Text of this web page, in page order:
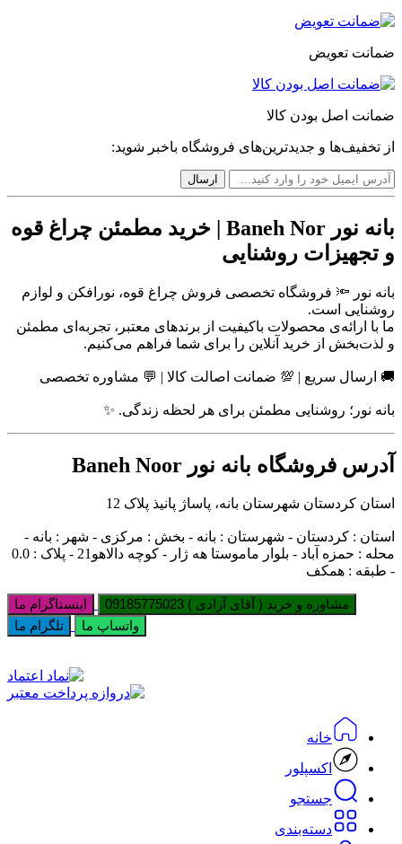
ضمانت تعویض
ضمانت اصل بودن کالا
از تخفیف‌ها و جدیدترین‌های فروشگاه باخبر شوید:
بانه نور Baneh Nor | خرید مطمئن چراغ قوه
و تجهیزات روشنایی
بانه نور 🔦 فروشگاه تخصصی فروش چراغ قوه، نورافکن و لوازم
روشنایی است.
ما با ارائه‌ی محصولات باکیفیت از برندهای معتبر، تجربه‌ای مطمئن
و لذت‌بخش از خرید آنلاین را برای شما فراهم می‌کنیم.
🚚 ارسال سریع | 💯 ضمانت اصالت کالا | 💬 مشاوره تخصصی
بانه نور؛ روشنایی مطمئن برای هر لحظه زندگی. ✨
آدرس فروشگاه بانه نور Baneh Noor
استان کردستان شهرستان بانه، پاساژ پانیذ پلاک 12
استان : کردستان - شهرستان : بانه - بخش : مرکزی - شهر : بانه -
محله : حمزه آباد - بلوار ماموستا هه ژار - کوچه دالاهو21 - پلاک : 0.0
- طبقه : همکف
مشاوره و خرید ( آقای آزادی ) 09185775023
اینستاگرام ما
واتساپ ما
تلگرام ما
خانه
اکسپلور
جستجو
دسته‌بندی‌